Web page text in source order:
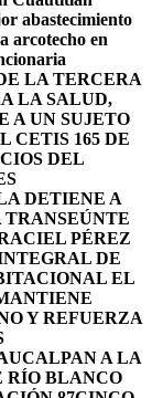
abastecimiento
arcotecho en
LA TERCERA
LA SALUD,
A UN SUJETO
CETIS 165 DE
DEL
DETIENE A
TRANSEÚNTE
PÉREZ
DE
EL
Y REFUERZA
A LA
RÍO BLANCO